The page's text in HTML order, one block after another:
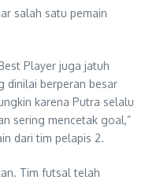
salah satu pemain
Player juga jatuh
dinilai berperan besar
karena Putra selalu
sering mencetak goal,”
dari tim pelapis 2.
Tim futsal telah